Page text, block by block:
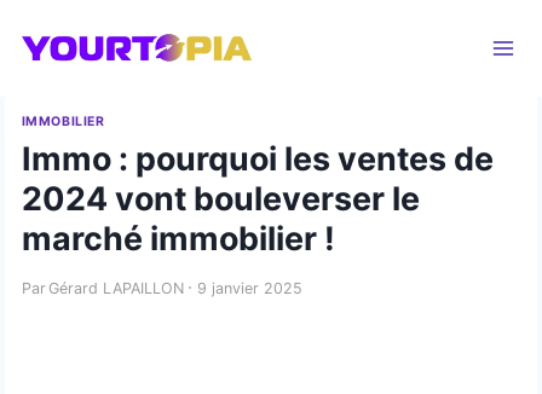
contenu
IMMOBILIER
Immo : pourquoi les ventes de
2024 vont bouleverser le
marché immobilier !
Par Gérard LAPAILLON 9 janvier 2025